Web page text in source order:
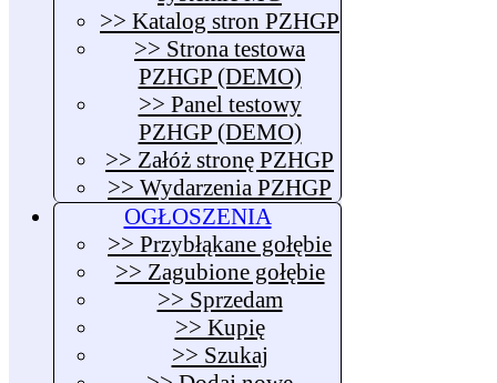
>> Katalog stron PZHGP
>> Strona testowa
PZHGP (DEMO)
>> Panel testowy
PZHGP (DEMO)
>> Załóż stronę PZHGP
>> Wydarzenia PZHGP
OGŁOSZENIA
>> Przybłąkane gołębie
>> Zagubione gołębie
>> Sprzedam
>> Kupię
>> Szukaj